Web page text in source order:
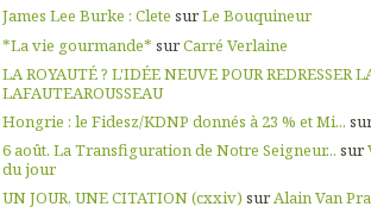
James Lee Burke : Clete surLe Bouquineur
*La vie gourmande* surCarré Verlaine
LA ROYAUTÉ ? L'IDÉE NEUVE POUR REDRESSER
LAFAUTEAROUSSEAU
Hongrie : le Fidesz/KDNP donnés à 23 % et Mi...
6 août. La Transfiguration de Notre Seigneur... sur
du jour
UN JOUR, UNE CITATION (cxxiv) surAlain Van